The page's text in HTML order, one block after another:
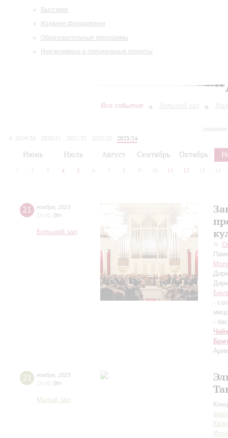
Выставки
Издания филармонии
Образовательные программы
Инклюзивные и специальные проекты
Все события Большой зал
2019/20
2020/21 2021/22 2022/23
2023/24
Июнь Июль Август Сентябрь Октябрь
2 3 4 5 6 7 8 9 10 11 12 13 14
21 ноября 2023
19:00 Вт
Большой зал
-
- бас
21 ноября 2023
19:00 Вт
Малый зал